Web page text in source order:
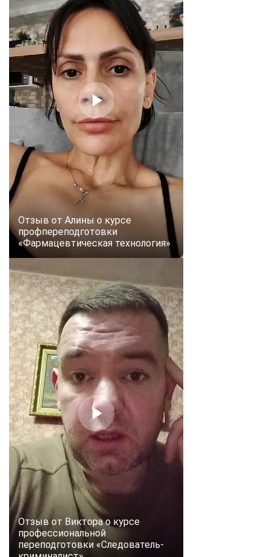
Отзыв от Алины о курсе
профпереподготовки
«Фармацевтическая технология»
Отзыв от Виктора о курсе
профессиональной
переподготовки «Следователь-